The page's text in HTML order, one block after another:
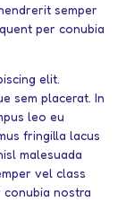
semper
per conubia
elit.
sem placerat. In
leo eu
fringilla lacus
malesuada
vel class
nostra